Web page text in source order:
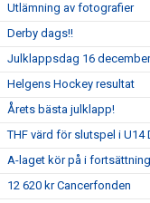
Utlämning av fotografier
Derby dags!!
Julklappsdag 16
Helgens Hockey resultat
Årets bästa julklapp!
THF värd för slutspel i U14
A-laget kör på i
12 620 kr Cancerfonden